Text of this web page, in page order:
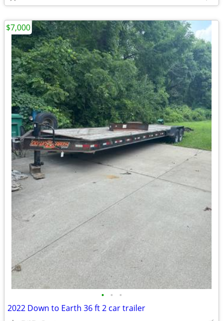
• • •
2022 Down to Earth 36 ft 2 car trailer
$7,000